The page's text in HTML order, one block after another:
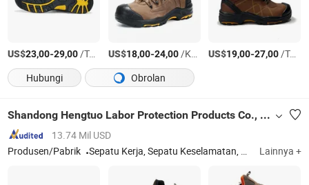
US$23,00-29,00/Torsi AS US$18,00-24,00/Kotak US$19,00-27,00/Torsi AS
Hubungi
Obrolan
Shandong Hengtuo Labor Protection Products Co., Ltd.
13.74 Mil USD
Produsen/Pabrik
Sepatu Kerja, Sepatu Keselamatan, Sepatu Keselamatan Toe Baja, Alas Kaki Keselamatan, Sepatu Keselamatan Industri, Sepatu Keselamatan Anti Statis, Sepatu Keselamatan Terisolasi, Sepatu Keselamatan Anti Penekanan, Sepatu Keselamatan Anti Tusukan, Sepatu Keselamatan Toe Komposit Lainnya +